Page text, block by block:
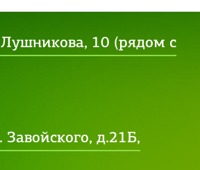
10 (рядом с
д.21Б,